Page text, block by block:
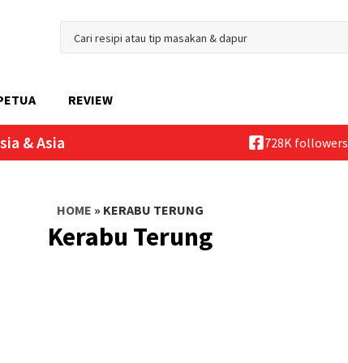
REVIEW
& Asia 728K followers
HOME » KERABU TERUNG
Kerabu Terung